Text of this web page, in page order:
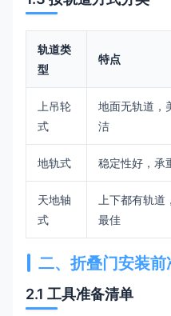
轨道类
型
特点
上吊轮
式
地面无轨道，
洁
地轨式 稳定性好，承
天地轴
式
上下都有轨道
最佳
二、折叠门安装前
2.1 工具准备清单